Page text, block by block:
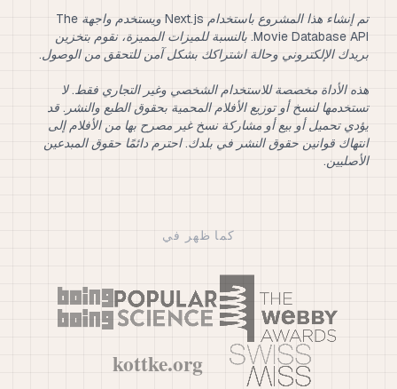
تم إنشاء هذا المشروع باستخدام Next.js ويستخدم واجهة The
Movie Database API. بالنسبة للميزات المميزة، نقوم بتخزين
هذه الأداة مخصصة للاستخدام الشخصي وغير التجاري فقط. لا
تستخدمها لنسخ أو توزيع الأفلام المحمية بحقوق الطبع والنشر. قد
يؤدي تحميل أو بيع أو مشاركة نسخ غير مصرح بها من الأفلام إلى
انتهاك قوانين حقوق النشر في بلدك. احترم دائمًا حقوق المبدعين
الأصليين.
كما ظهر في